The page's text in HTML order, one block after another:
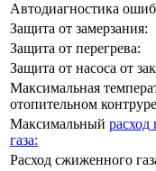
Автодиагностика
Защита от замерзания:
Защита от перегрева:
Защита от насоса от
Максимальная
отопительном
Максимальный расход
газа:
Расход сжиженного